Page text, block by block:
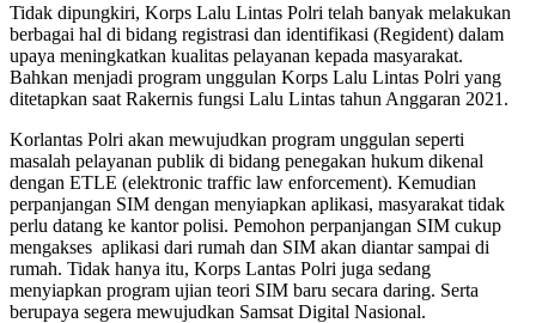
Tidak dipungkiri, Korps Lalu Lintas Polri telah banyak melakukan
berbagai hal di bidang registrasi dan identifikasi (Regident) dalam
upaya meningkatkan kualitas pelayanan kepada masyarakat.
Bahkan menjadi program unggulan Korps Lalu Lintas Polri yang
ditetapkan saat Rakernis fungsi Lalu Lintas tahun Anggaran 2021.
Korlantas Polri akan mewujudkan program unggulan seperti
masalah pelayanan publik di bidang penegakan hukum dikenal
dengan ETLE (elektronic traffic law enforcement). Kemudian
perpanjangan SIM dengan menyiapkan aplikasi, masyarakat tidak
perlu datang ke kantor polisi. Pemohon perpanjangan SIM cukup
mengakses aplikasi dari rumah dan SIM akan diantar sampai di
rumah. Tidak hanya itu, Korps Lantas Polri juga sedang
menyiapkan program ujian teori SIM baru secara daring. Serta
berupaya segera mewujudkan Samsat Digital Nasional.